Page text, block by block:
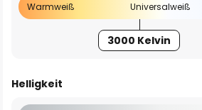
Warmweiß Universalweiß
3000 Kelvin
Helligkeit